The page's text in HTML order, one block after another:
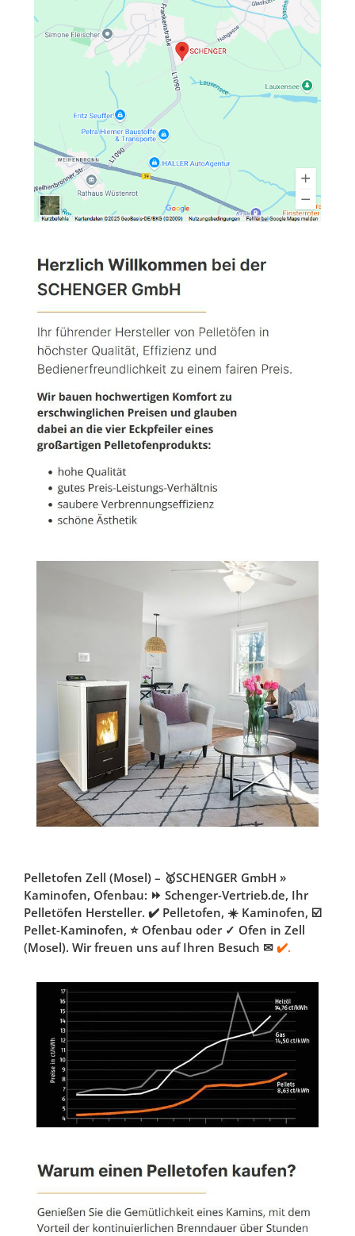
Pelletofen Zell (Mosel) – 🥇SCHENGER GmbH »
Kaminofen, Ofenbau: ⏩ Schenger-Vertrieb.de, Ihr
Pelletöfen Hersteller. ✔️ Pelletofen, ☀️ Kaminofen, ☑️
Pellet-Kaminofen, ⭐ Ofenbau oder ✓ Ofen in Zell
(Mosel). Wir freuen uns auf Ihren Besuch ✉ ✔️.